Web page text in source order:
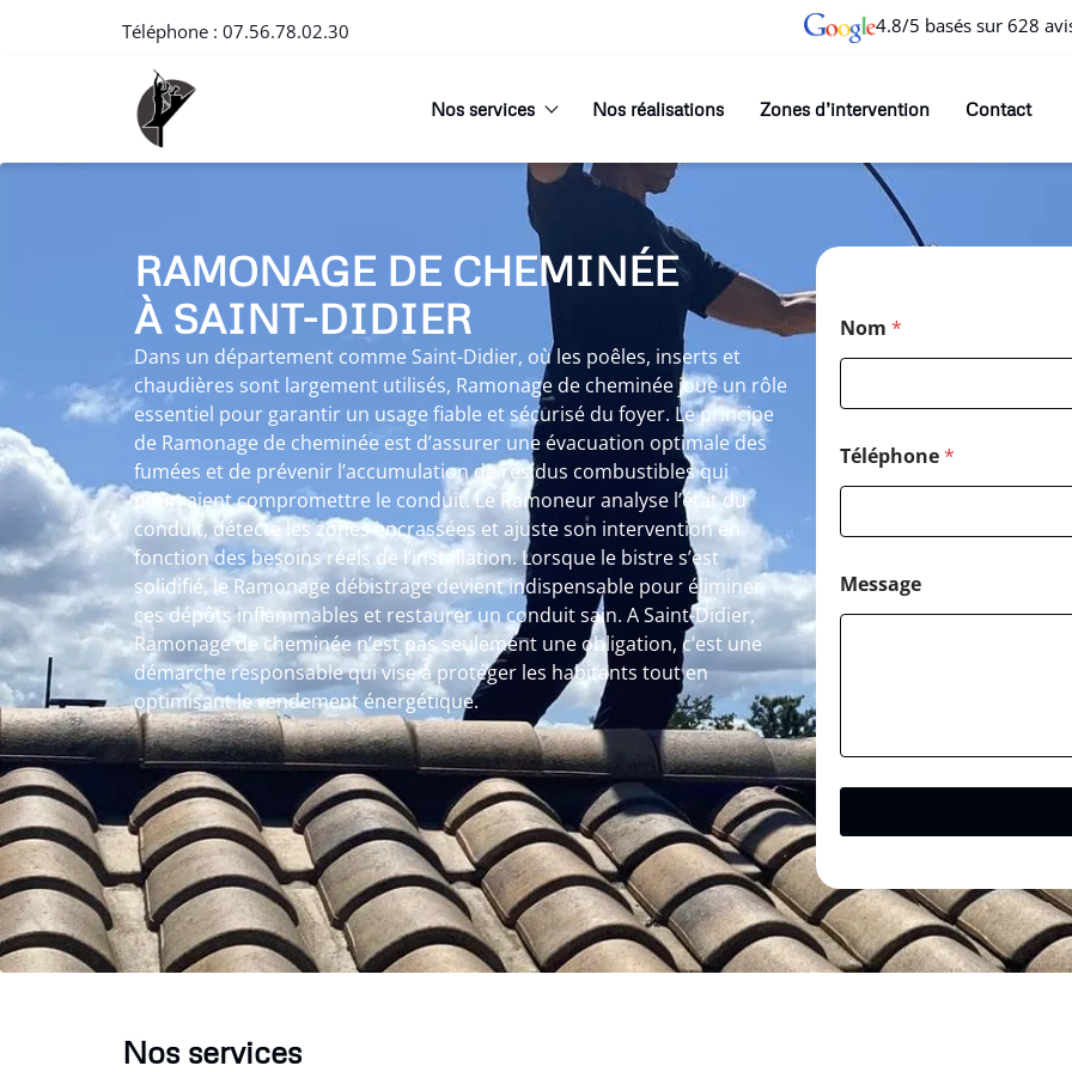
Téléphone : 07.56.78.02.30 4.8/5 basés sur 628
Nos services Nos réalisations Zones d’intervention Contact
RAMONAGE DE CHEMINÉE
À SAINT-DIDIER
Dans un département comme Saint-Didier, où les poêles, inserts et
chaudières sont largement utilisés, Ramonage de cheminée joue un rôle
essentiel pour garantir un usage fiable et sécurisé du foyer. Le principe
de Ramonage de cheminée est d’assurer une évacuation optimale des
fumées et de prévenir l’accumulation de résidus combustibles qui
pourraient compromettre le conduit. Le Ramoneur analyse l’état du
conduit, détecte les zones encrassées et ajuste son intervention en
fonction des besoins réels de l’installation. Lorsque le bistre s’est
solidifié, le Ramonage débistrage devient indispensable pour éliminer
ces dépôts inflammables et restaurer un conduit sain. A Saint-Didier,
Ramonage de cheminée n’est pas seulement une obligation, c’est une
démarche responsable qui vise à protéger les habitants tout en
optimisant le rendement énergétique.
Nom *
Téléphone*
Message
Nos services